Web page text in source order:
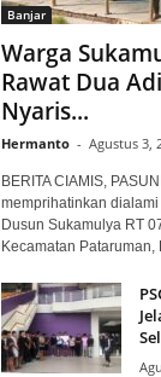
Banjar
Warga
Rawat Dua
Nyaris...
Hermanto - Agustus 3,
BERITA CIAMIS,
memprihatinkan
Dusun Sukamulya RT
Kecamatan Pataruman,